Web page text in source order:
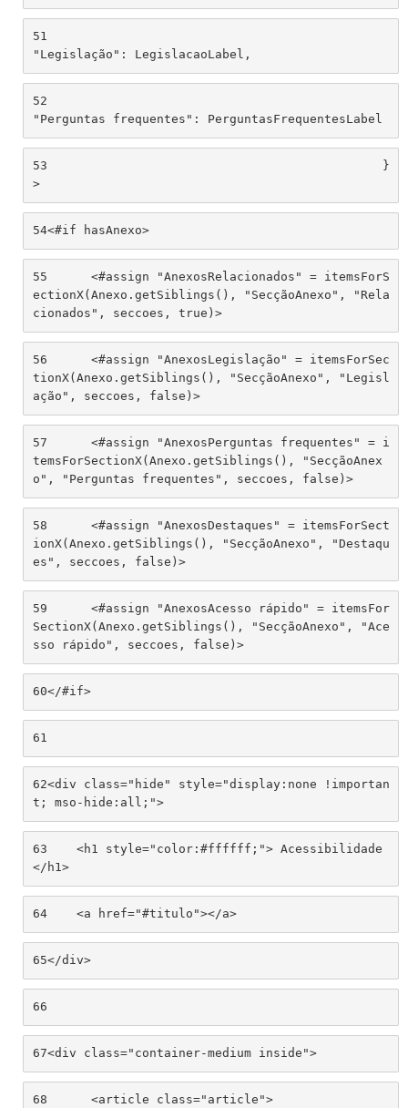
51
"Legislação": LegislacaoLabel,
52
"Perguntas frequentes": PerguntasFrequentesLabel
53
>
54<#if hasAnexo>
55
ectionX(Anexo.getSiblings(), "SecçãoAnexo", "Rela
cionados", seccoes, true)>
56
tionX(Anexo.getSiblings(), "SecçãoAnexo", "Legisl
ação", seccoes, false)>
57
temsForSectionX(Anexo.getSiblings(), "SecçãoAnex
o", "Perguntas frequentes", seccoes, false)>
58
ionX(Anexo.getSiblings(), "SecçãoAnexo", "Destaqu
es", seccoes, false)>
59
SectionX(Anexo.getSiblings(), "SecçãoAnexo", "Ace
sso rápido", seccoes, false)>
60</#if>
61
62<div class="hide" style="display:none !importan
t; mso-hide:all;">
63
    <h1 style="color:#ffffff;"> Acessibilidade
</h1>
64
    <a href="#titulo"></a>
65</div>
66
67<div class="container-medium inside">
68
	<article class="article">